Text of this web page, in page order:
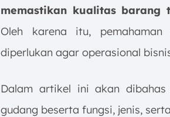
memastikan kualitas barang
Oleh karena itu,
diperlukan agar operasional
Dalam artikel ini akan dibahas
gudang beserta fungsi, jenis,